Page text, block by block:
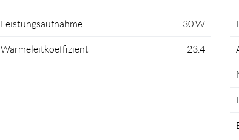
Leistungsaufnahme 30 W
Wärmeleitkoeffizient 23.4